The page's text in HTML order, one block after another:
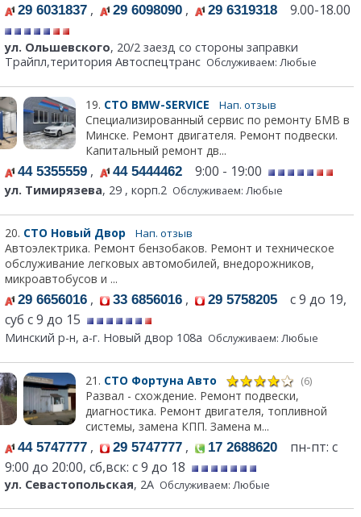
29 6031837 , 29 6098090 , 29 6319318 9.00-18.00
ул. Ольшевского, 20/2 заезд со стороны заправки
Трайпл,територия Автоспецтранс Обслуживаем: Любые
19. СТО BMW-SERVICE Нап. отзыв
Специализированный сервис по ремонту БМВ в
Минске. Ремонт двигателя. Ремонт подвески.
Капитальный ремонт дв...
44 5355559 , 44 5444462 9:00 - 19:00
ул. Тимирязева, 29 , корп.2 Обслуживаем: Любые
20. СТО Новый Двор Нап. отзыв
Автоэлектрика. Ремонт бензобаков. Ремонт и техническое
обслуживание легковых автомобилей, внедорожников,
микроавтобусов и ...
29 6656016 , 33 6856016 , 29 5758205 с 9 до 19,
суб с 9 до 15
Минский р-н, а-г. Новый двор 108а Обслуживаем: Любые
21. СТО Фортуна Авто (6)
Развал - схождение. Ремонт подвески,
диагностика. Ремонт двигателя, топливной
системы, замена КПП. Замена м...
44 5747777 , 29 5747777 , 17 2688620 пн-пт: с
9:00 до 20:00, сб,вск: с 9 до 18
ул. Севастопольская, 2А Обслуживаем: Любые